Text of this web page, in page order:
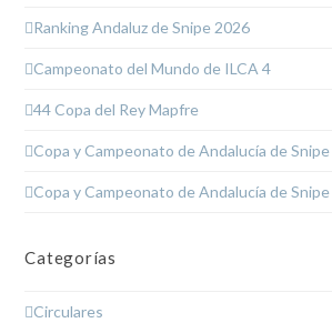
Ranking Andaluz de Snipe 2026
Campeonato del Mundo de ILCA 4
44 Copa del Rey Mapfre
Copa y Campeonato de Andalucía de Snipe
Copa y Campeonato de Andalucía de Snipe
Categorías
Circulares